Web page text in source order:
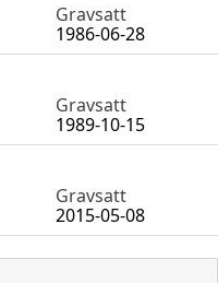
Gravsatt
1986-06-28
Gravsatt
1989-10-15
Gravsatt
2015-05-08